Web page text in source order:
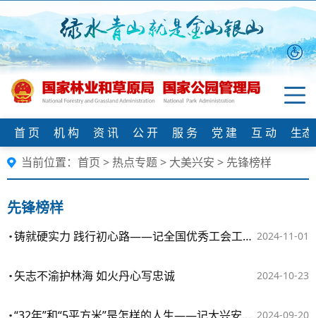
首 页 机 构 资 讯 公 开 服 务 党 建 互 动
生
当前位置： 首页 > 热点专题> 大美兴安 > 先锋榜样
先锋榜样
2024-11-01
铸就硬实力 践行初心路——记全国优秀工会工作者、大兴安岭图强林业局工会组织部部长张天云
2024-10-23
矢志不渝护林海 如火丹心写忠诚
2024-09-20